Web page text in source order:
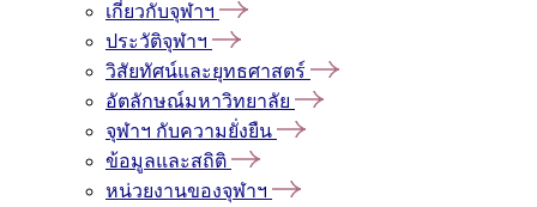
เกี่ยวกับจุฬาฯ
ประวัติจุฬาฯ
วิสัยทัศน์และยุทธศาสตร์
อัตลักษณ์มหาวิทยาลัย
จุฬาฯ กับความยั่งยืน
ข้อมูลและสถิติ
หน่วยงานของจุฬาฯ